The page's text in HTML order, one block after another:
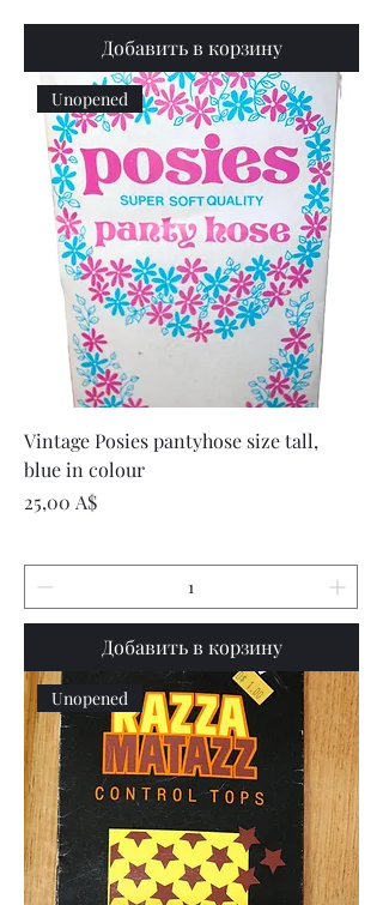
Добавить в корзину
Unopened
Vintage Posies pantyhose size tall,
blue in colour
Цена
25,00 A$
Добавить в корзину
Unopened